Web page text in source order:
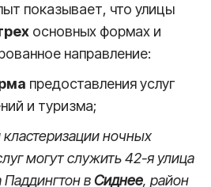
показывает, что улицы
основных формах и
направление:
предоставления услуг
и туризма;
ночных
могут служить 42-я улица
Паддингтон вСиднее, район